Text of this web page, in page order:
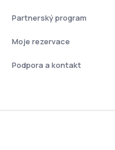
Partnerský program
Moje rezervace
Podpora a kontakt